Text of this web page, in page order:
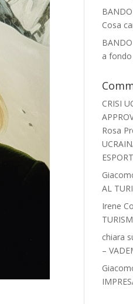
Cosa
a
CRISI
Rosa
AL
Irene
chiara
–